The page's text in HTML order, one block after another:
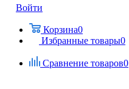
Войти
Корзина0
Избранные товары0
Сравнение товаров0